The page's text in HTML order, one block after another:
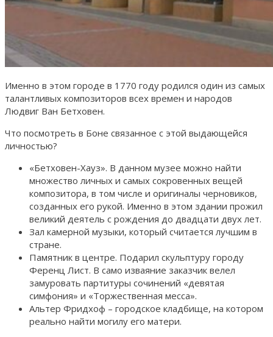
Именно в этом городе в 1770 году родился один из самых
талантливых композиторов всех времен и народов
Людвиг Ван Бетховен.
Что посмотреть в Боне связанное с этой выдающейся
личностью?
«Бетховен-Хауз». В данном музее можно найти
множество личных и самых сокровенных вещей
композитора, в том числе и оригиналы черновиков,
созданных его рукой. Именно в этом здании прожил
великий деятель с рождения до двадцати двух лет.
Зал камерной музыки, который считается лучшим в
стране.
Памятник в центре. Подарил скульптуру городу
Ференц Лист. В само изваяние заказчик велел
замуровать партитуры сочинений «девятая
симфония» и «Торжественная месса».
Альтер Фридхоф – городское кладбище, на котором
реально найти могилу его матери.